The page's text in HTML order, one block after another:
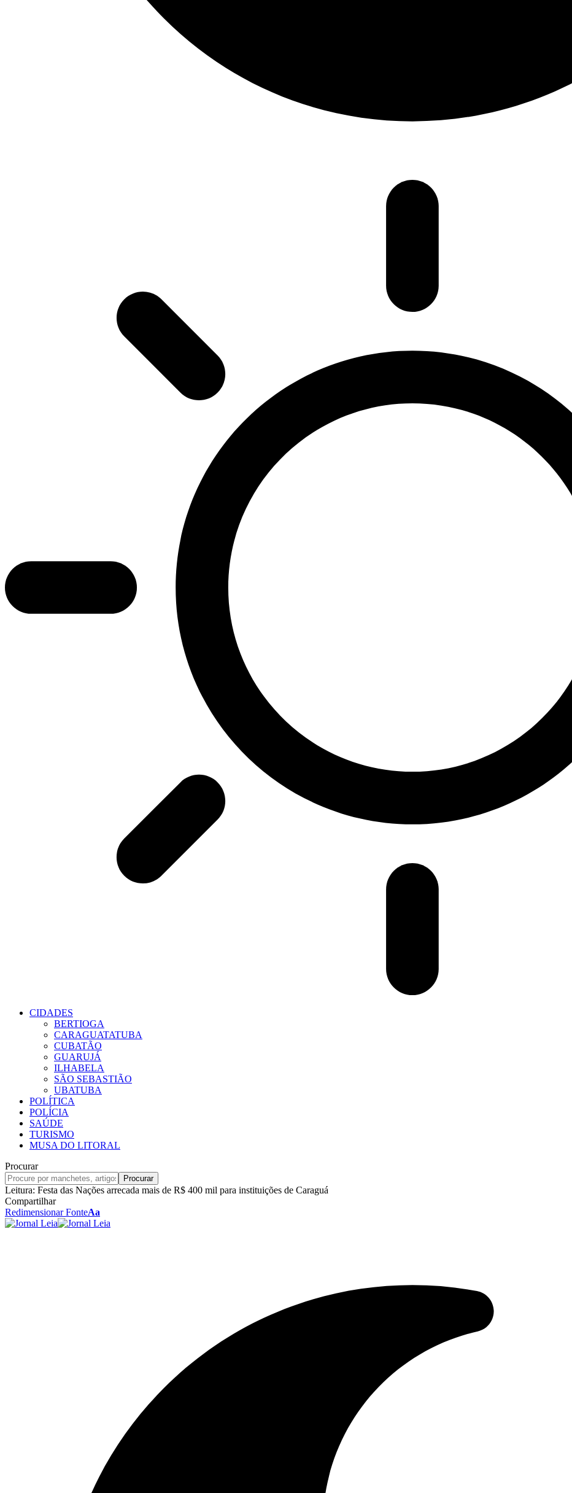
CIDADES
BERTIOGA
CARAGUATATUBA
CUBATÃO
GUARUJÁ
ILHABELA
SÃO SEBASTIÃO
UBATUBA
POLÍTICA
POLÍCIA
SAÚDE
TURISMO
MUSA DO LITORAL
Procurar
Leitura: Festa das Nações arrecada mais de R$ 400 mil para instituições de Caraguá
Compartilhar
Redimensionar FonteAa